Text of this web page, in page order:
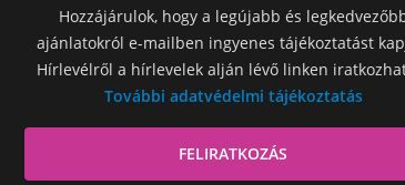
Hozzájárulok, hogy a legújabb és
ajánlatokról e-mailben ingyenes tájékoztatást
Hírlevélről a hírlevelek alján lévő linken
További adatvédelmi tájékoztatás